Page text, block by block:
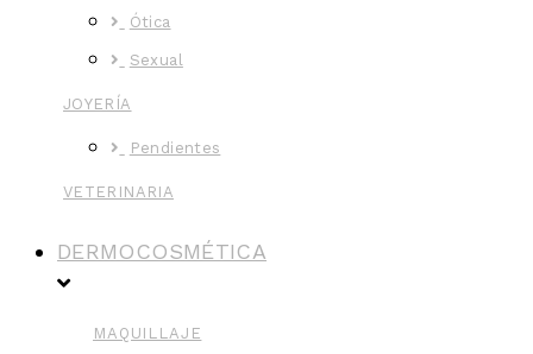
Ótica
Sexual
JOYERÍA
Pendientes
VETERINARIA
DERMOCOSMÉTICA
MAQUILLAJE